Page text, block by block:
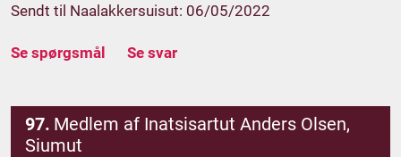
Sendt til Naalakkersuisut: 06/05/2022
Se spørgsmål Se svar
97. Medlem af Inatsisartut Anders Olsen,
Siumut